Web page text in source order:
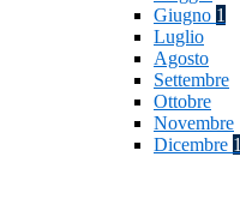
Giugno 1
Luglio
Agosto
Settembre
Ottobre
Novembre
Dicembre 1